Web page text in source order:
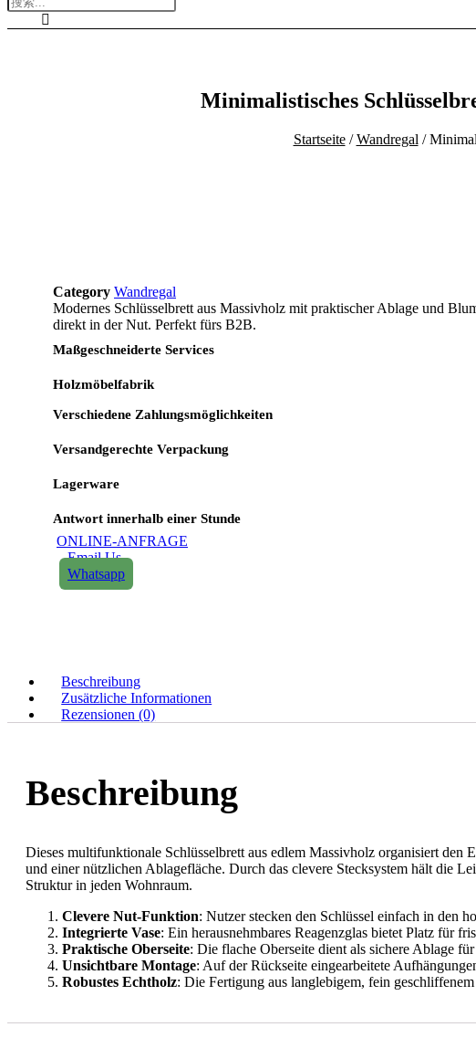
Minimalistisches
Startseite/Wandregal /
Category Wandregal
Modernes Schlüsselbrett aus Massivholz mit praktischer Ablage und
direkt in der Nut. Perfekt fürs B2B.
Maßgeschneiderte Services
Holzmöbelfabrik
Verschiedene Zahlungsmöglichkeiten
Versandgerechte Verpackung
Lagerware
Antwort innerhalb einer Stunde
ONLINE-ANFRAGE
Email Us
Whatsapp
Beschreibung
Zusätzliche Informationen
Rezensionen (0)
Beschreibung
Dieses multifunktionale Schlüsselbrett aus edlem Massivholz organisiert den
und einer nützlichen Ablagefläche. Durch das clevere Stecksystem hält die
Struktur in jeden Wohnraum.
Clevere Nut-Funktion: Nutzer stecken den Schlüssel einfach in den
Integrierte Vase: Ein herausnehmbares Reagenzglas bietet Platz für
Praktische Oberseite: Die flache Oberseite dient als sichere Ablage
Unsichtbare Montage: Auf der Rückseite eingearbeitete
Robustes Echtholz: Die Fertigung aus langlebigem, fein